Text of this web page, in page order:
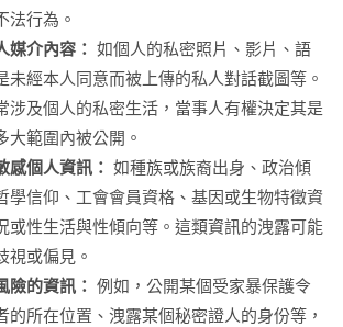
法行為。
媒介內容： 如個人的私密照片、影片、語
未經本人同意而被上傳的私人對話截圖等。
涉及個人的私密生活，當事人有權決定其是
大範圍內被公開。
感個人資訊： 如種族或族裔出身、政治傾
學信仰、工會會員資格、基因或生物特徵資
或性生活與性傾向等。這類資訊的洩露可能
視或偏見。
險的資訊： 例如，公開某個受家暴保護令
的所在位置、洩露某個秘密證人的身份等，